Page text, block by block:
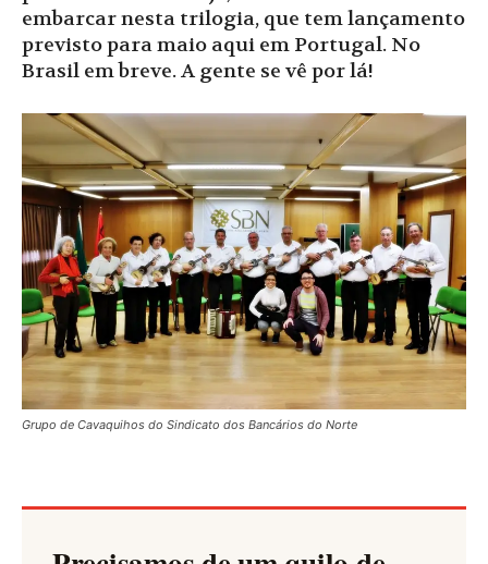
embarcar nesta trilogia, que tem lançamento
previsto para maio aqui em Portugal. No
Brasil em breve. A gente se vê por lá!
Grupo de Cavaquihos do Sindicato dos Bancários do Norte